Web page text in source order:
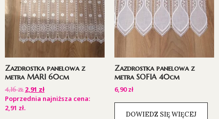
Zazdrostka panelowa z
metra MARI 60cm
4,16zł 2,91 zł
Poprzednia najniższa cena:
2,91 zł.
Zazdrostka panelowa z
metra SOFIA 40cm
6,90zł
DOWIEDZ SIĘ WIĘCEJ